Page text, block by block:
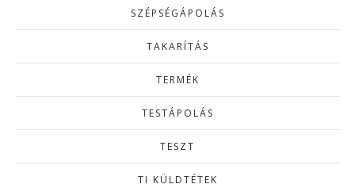
SZÉPSÉGÁPOLÁS
TAKARÍTÁS
TERMÉK
TESTÁPOLÁS
TESZT
TI KÜLDTÉTEK